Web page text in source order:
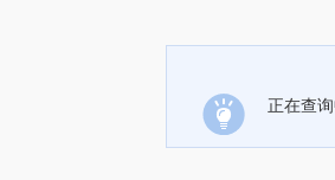
正在查